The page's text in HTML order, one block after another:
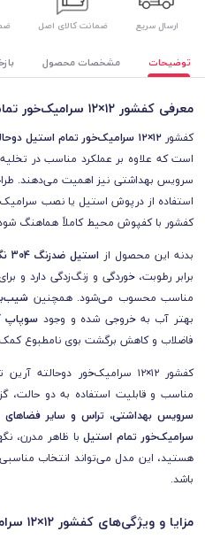
ارسال سریع ضمانت کالای اصل
توضیحات مشخصات محصول
معرفی کفشور ۱۲×۱۲ سرامیک‌خور تمام استیل دوحالته آرین تکنیک
کفشور۱۲×۱۲ سرامیک‌خور تمام استیل دوحالته آرین تکنیک
است که علاوه بر عملکرد مناسب در
سرویس بهداشتی نیز اهمیت می‌دهند.
استفاده از درپوش استیل یا نصب
کفشور با کفپوش محیط کاملاً هماهنگ
بدنه این محصول از استیل ضدزنگ 304 نگیر
برابر رطوبت، خوردگی و زنگ‌زدگی دارد و
مناسب محسوب می‌شود. همچنین
بهتر آب به خروجی شده و وجود سوپاپ
فاضلاب و کاهش برگشت بوی نامطبوع
کفشور ۱۲×۱۲ سرامیک‌خور
مناسب و قابلیت استفاده به دو حالت،
سرویس بهداشتی، تراس و سایر
سرامیک‌خور تمام استیلبا ظاهر مدرن،
هستید، این مدل می‌تواند انتخاب
باشد.
مزایا و